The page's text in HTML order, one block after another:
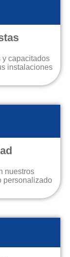
y capacitados
instalaciones
nuestros
personalizado